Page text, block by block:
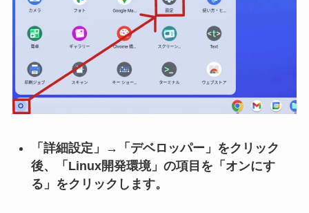
「詳細設定」→「デベロッパー」をクリック
後、「Linux開発環境」の項目を「オンにす
る」をクリックします。